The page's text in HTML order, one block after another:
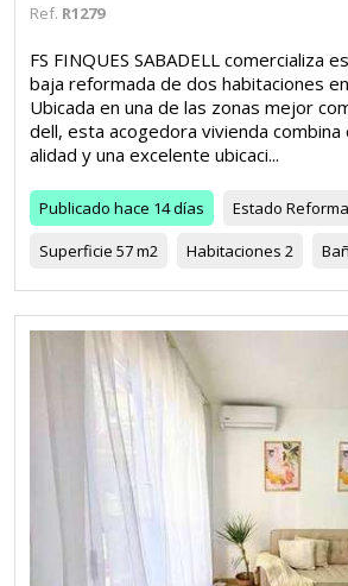
Ref. R1279
FS FINQUES SABADELL comercializa
baja reformada de dos habitaciones en
Ubicada en una de las zonas mejor
dell, esta acogedora vivienda combina
alidad y una excelente ubicaci...
Publicado hace 14 días Estado
Superficie 57 m2 Habitaciones 2